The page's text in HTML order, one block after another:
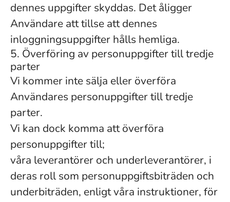
dennes uppgifter skyddas. Det åligger
Användare att tillse att dennes
inloggningsuppgifter hålls hemliga.
5. Överföring av personuppgifter till tredje
parter
Vi kommer inte sälja eller överföra
Användares personuppgifter till tredje
parter.
Vi kan dock komma att överföra
personuppgifter till;
våra leverantörer och underleverantörer, i
deras roll som personuppgiftsbiträden och
underbiträden, enligt våra instruktioner, för